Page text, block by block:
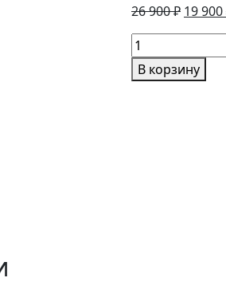
26 900₽
цена
26
900 ₽.
19 900
Количество
товара
Чёрный
В корзину